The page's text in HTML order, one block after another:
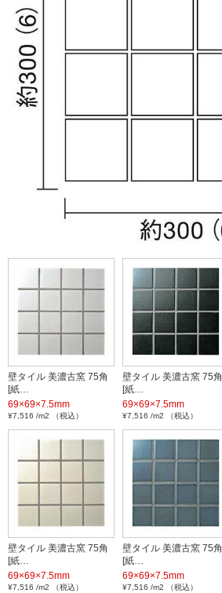
壁タイル 美濃古窯 75角
[紙…
69×69×7.5mm
¥7,516 /m2 （税込）
壁タイル 美濃古窯 75角
[紙…
69×69×7.5mm
¥7,516 /m2 （税込）
壁タイル 美濃古窯 75角
[紙…
69×69×7.5mm
¥7,516 /m2 （税込）
壁タイル 美濃古窯 75角
[紙…
69×69×7.5mm
¥7,516 /m2 （税込）